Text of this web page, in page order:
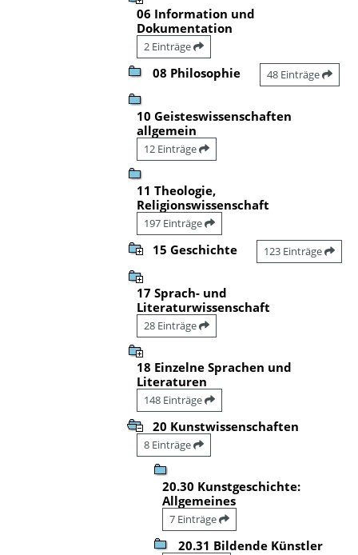
06 Information und
Dokumentation
2 Einträge
08 Philosophie 48 Einträge
10 Geisteswissenschaften
allgemein
12 Einträge
11 Theologie,
Religionswissenschaft
197 Einträge
15 Geschichte 123 Einträge
17 Sprach- und
Literaturwissenschaft
28 Einträge
18 Einzelne Sprachen und
Literaturen
148 Einträge
20 Kunstwissenschaften
8 Einträge
20.30 Kunstgeschichte:
Allgemeines
7 Einträge
20.31 Bildende Künstler